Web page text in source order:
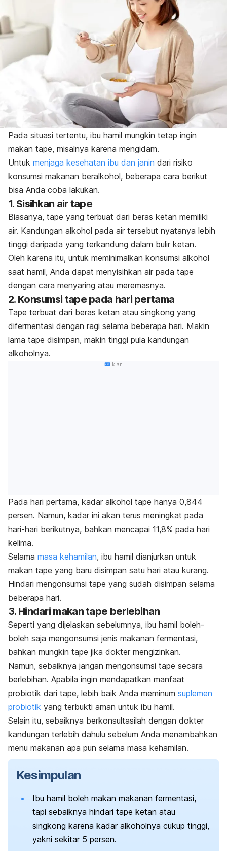
Pada situasi tertentu, ibu hamil mungkin tetap ingin
makan tape, misalnya karena mengidam.
Untuk menjaga kesehatan ibu dan janin dari risiko
konsumsi makanan beralkohol, beberapa cara berikut
bisa Anda coba lakukan.
1. Sisihkan air tape
Biasanya, tape yang terbuat dari beras ketan memiliki
air. Kandungan alkohol pada air tersebut nyatanya lebih
tinggi daripada yang terkandung dalam bulir ketan.
Oleh karena itu, untuk meminimalkan konsumsi alkohol
saat hamil, Anda dapat menyisihkan air pada tape
dengan cara menyaring atau meremasnya.
2. Konsumsi tape pada hari pertama
Tape terbuat dari beras ketan atau singkong yang
difermentasi dengan ragi selama beberapa hari. Makin
lama tape disimpan, makin tinggi pula kandungan
alkoholnya.
Iklan
Pada hari pertama, kadar alkohol tape hanya 0,844
persen. Namun, kadar ini akan terus meningkat pada
hari-hari berikutnya, bahkan mencapai 11,8% pada hari
kelima.
Selama masa kehamilan, ibu hamil dianjurkan untuk
makan tape yang baru disimpan satu hari atau kurang.
Hindari mengonsumsi tape yang sudah disimpan selama
beberapa hari.
3. Hindari makan tape berlebihan
Seperti yang dijelaskan sebelumnya, ibu hamil boleh-
boleh saja mengonsumsi jenis makanan fermentasi,
bahkan mungkin tape jika dokter mengizinkan.
Namun, sebaiknya jangan mengonsumsi tape secara
berlebihan. Apabila ingin mendapatkan manfaat
probiotik dari tape, lebih baik Anda meminum suplemen
probiotik yang terbukti aman untuk ibu hamil.
Selain itu, sebaiknya berkonsultasilah dengan dokter
kandungan terlebih dahulu sebelum Anda menambahkan
menu makanan apa pun selama masa kehamilan.
Kesimpulan
Ibu hamil boleh makan makanan fermentasi,
tapi sebaiknya hindari tape ketan atau
singkong karena kadar alkoholnya cukup tinggi,
yakni sekitar 5 persen.